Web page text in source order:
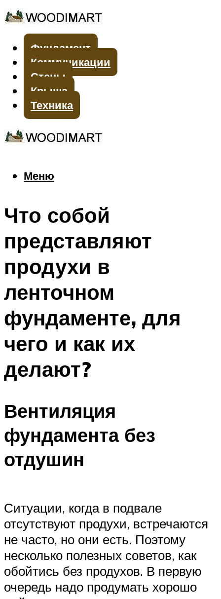
Фундамент
Коммуникации
Стены
Крыша
Техника
Меню
Меню
Что собой
представляют
продухи в
ленточном
фундаменте, для
чего и как их
делают?
Вентиляция
фундамента без
отдушин
Ситуации, когда в подвале
отсутствуют продухи, встречаются
не часто, но они есть. Поэтому
несколько полезных советов, как
обойтись без продухов. В первую
очередь надо продумать хорошо